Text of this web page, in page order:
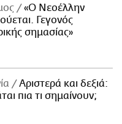
«Ο Νεοέλλην
Γεγονός
σημασίας»
Αριστερά και δεξιά:
πια τι σημαίνουν;